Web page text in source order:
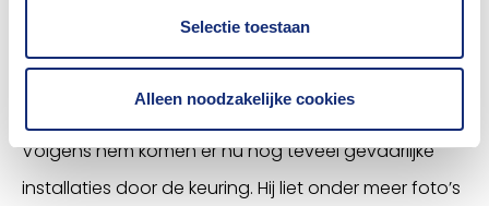
Selectie toestaan
Alleen noodzakelijke cookies
wetgeving rondom zonnepanelen. “De Scope 12 is
afgelopen jaar uitgerold. Wij zijn daar blij mee, maar
ook deze regelgeving is niet zaligmakend.”
Volgens hem komen er nu nog teveel gevaarlijke
installaties door de keuring. Hij liet onder meer foto’s